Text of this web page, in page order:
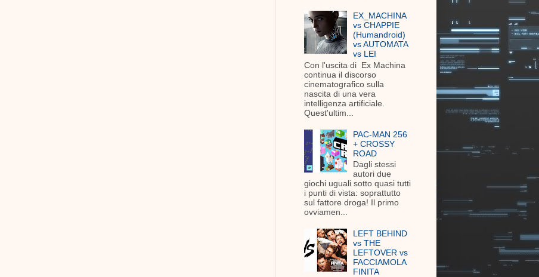
EX_MACHINA
vs CHAPPIE
(Humandroid)
vs AUTOMATA
vs LEI
Con l'uscita di Ex Machina
continua il discorso
cinematografico sulla
nascita di una vera
intelligenza artificiale.
Quest'ultim...
PAC-MAN 256
+ CROSSY
ROAD
Dagli stessi
autori due
giochi uguali sotto quasi tutti
i punti di vista: soprattutto
sul fattore droga! Il primo
ovviamen...
LEFT BEHIND
vs THE
LEFTOVER vs
FACCIAMOLA
FINITA